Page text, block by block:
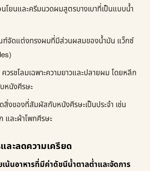
โยนและครีมนวดผมสูตรบางเบาที่เป็นแบบน้ำ
จัดแต่งทรงผมที่มีส่วนผสมของน้ำมัน แว็กซ์
วรชโลมเฉพาะความยาวและปลายผม โดยหลีก
หนังศีรษะ
สิ่งของที่สัมผัสกับหนังศีรษะเป็นประจำ เช่น
ละผ้าโพกศีรษะ
ละลดความเครียด
น้นอาหารที่มีค่าดัชนีน้ำตาลต่ำและจัดการ